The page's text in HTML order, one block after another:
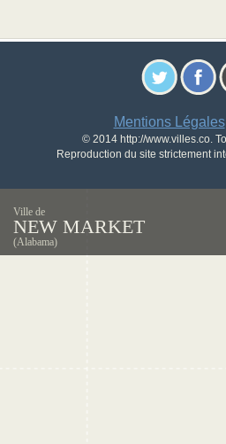
Mentions Légales
© 2014 http://www.villes.co.
Reproduction du site strictement
Ville de
NEW MARKET
(Alabama)